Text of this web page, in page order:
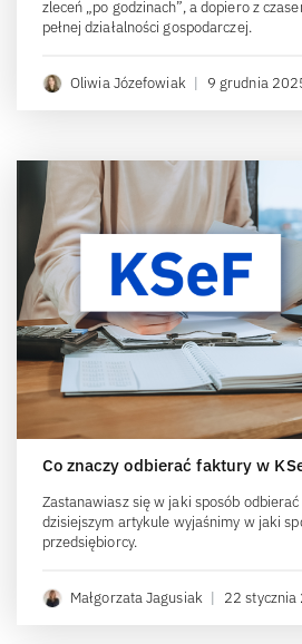
zleceń „po godzinach”, a dopiero z
pełnej działalności gospodarczej.
Oliwia Józefowiak | 9 grudnia
Co znaczy odbierać faktury w
Zastanawiasz się w jaki sposób
dzisiejszym artykule wyjaśnimy w jaki
przedsiębiorcy.
Małgorzata Jagusiak | 22